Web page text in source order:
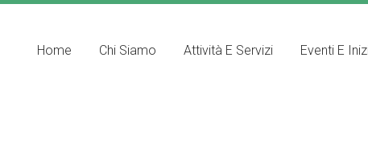
Home Chi Siamo Attività E Servizi Eventi E